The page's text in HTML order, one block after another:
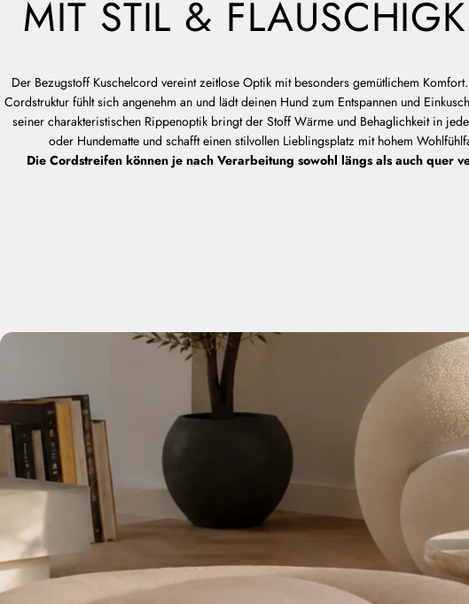
MIT STIL &
Der Bezugstoff Kuschelcord vereint zeitlose Optik mit besonders gemütlichem
Cordstruktur fühlt sich angenehm an und lädt deinen Hund zum Entspannen und
seiner charakteristischen Rippenoptik bringt der Stoff Wärme und Behaglichkeit in
oder Hundematte und schafft einen stilvollen Lieblingsplatz mit hohem
Die Cordstreifen können je nach Verarbeitung sowohl längs als auch quer